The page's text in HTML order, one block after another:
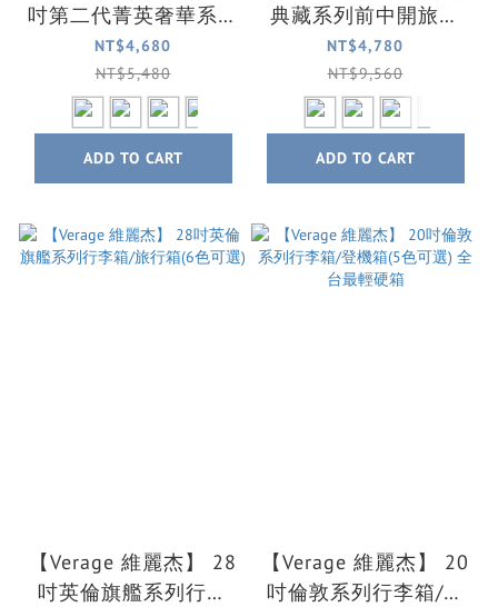
吋第二代菁英奢華系列
前中開登機箱/行李箱
(4色可選)
NT$4,680
NT$5,480
ADD TO CART
典藏系列前中開旅行
箱/行李箱(5色可選)
NT$4,780
NT$9,560
ADD TO CART
【Verage 維麗杰】 28
吋英倫旗艦系列行李
【Verage 維麗杰】 20
吋倫敦系列行李箱/登